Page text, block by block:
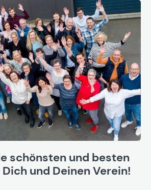
schönsten und besten
und Deinen Verein!